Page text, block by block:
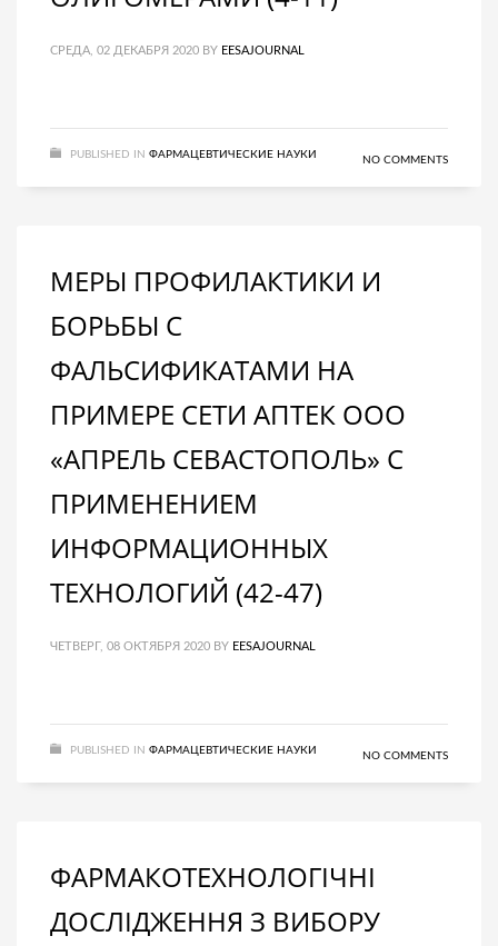
СРЕДА, 02 ДЕКАБРЯ 2020 BY EESAJOURNAL
PUBLISHED IN ФАРМАЦЕВТИЧЕСКИЕ НАУКИ NO COMMENTS
МЕРЫ ПРОФИЛАКТИКИ И
БОРЬБЫ С
ФАЛЬСИФИКАТАМИ НА
ПРИМЕРЕ СЕТИ АПТЕК ООО
«АПРЕЛЬ СЕВАСТОПОЛЬ» С
ПРИМЕНЕНИЕМ
ИНФОРМАЦИОННЫХ
ТЕХНОЛОГИЙ (42-47)
ЧЕТВЕРГ, 08 ОКТЯБРЯ 2020 BY EESAJOURNAL
PUBLISHED IN ФАРМАЦЕВТИЧЕСКИЕ НАУКИ NO COMMENTS
ФАРМАКОТЕХНОЛОГІЧНІ
ДОСЛІДЖЕННЯ З ВИБОРУ